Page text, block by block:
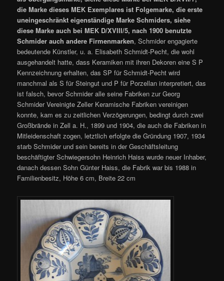
die Marke dieses MEK Exemplares ist Folgemarke, die erste
uneingeschränkt eigenständige Marke Schmiders, siehe
diese Marke auch bei MEK D/XVIII/5, nach 1900 benutzte
Schmider auch andere Firmenmarken, Schmider engagierte
bedeutende Künstler, u. a. Elisabeth Schmidt-Pecht, die wohl
ausgehandelt hatte, dass Keramiken mit ihren Dekoren eine S P
Kennzeichnung erhalten, das SP für Schmidt-Pecht wird
manchmal als S für Steingut und P für Porzellan interpretiert, das
ist falsch, bevor Schmider alle seine Fabriken zur Georg
Schmider Vereinigte Zeller Keramische Fabriken vereinigen
konnte, kam es zu zeitlichen Verzögerungen, bedingt durch zwei
Großbrände in Zell a. H., 1899 und 1904, die auch die Fabriken in
Mitleidenschaft zogen, letztlich erfolgte die Gründung 1907, 1934
starb Schmider und sein bereits in der Geschäftsleitung
beschäftigter Schwiegersohn Heinrich Haiss wurde neuer Inhaber,
danach dessen Sohn Günter Haiss, die Fabrik war bis 1988 in
Familienbesitz, Höhe 6 cm, Breite 22 cm